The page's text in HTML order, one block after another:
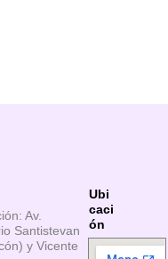
Av.
Santistevan
y Vicente
Ubi
caci
ón